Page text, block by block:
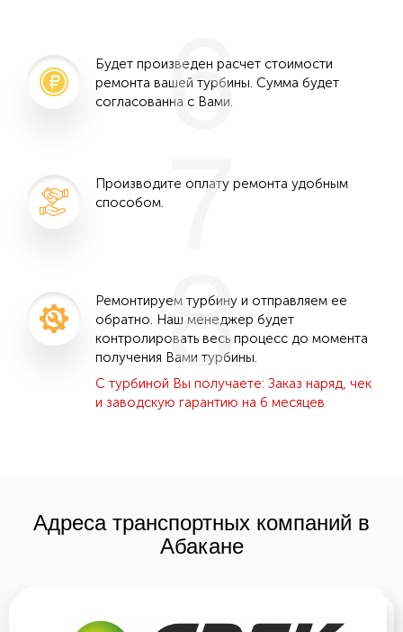
Будет произведен расчет стоимости
ремонта вашей турбины. Сумма будет
согласованна с Вами.
6
Производите оплату ремонта удобным
способом.7
Ремонтируем турбину и отправляем ее
обратно. Наш менеджер будет
контролировать весь процесс до момента
получения Вами турбины.
С турбиной Вы получаете: Заказ наряд, чек
и заводскую гарантию на 6 месяцев
8
Адреса транспортных компаний в
Абакане